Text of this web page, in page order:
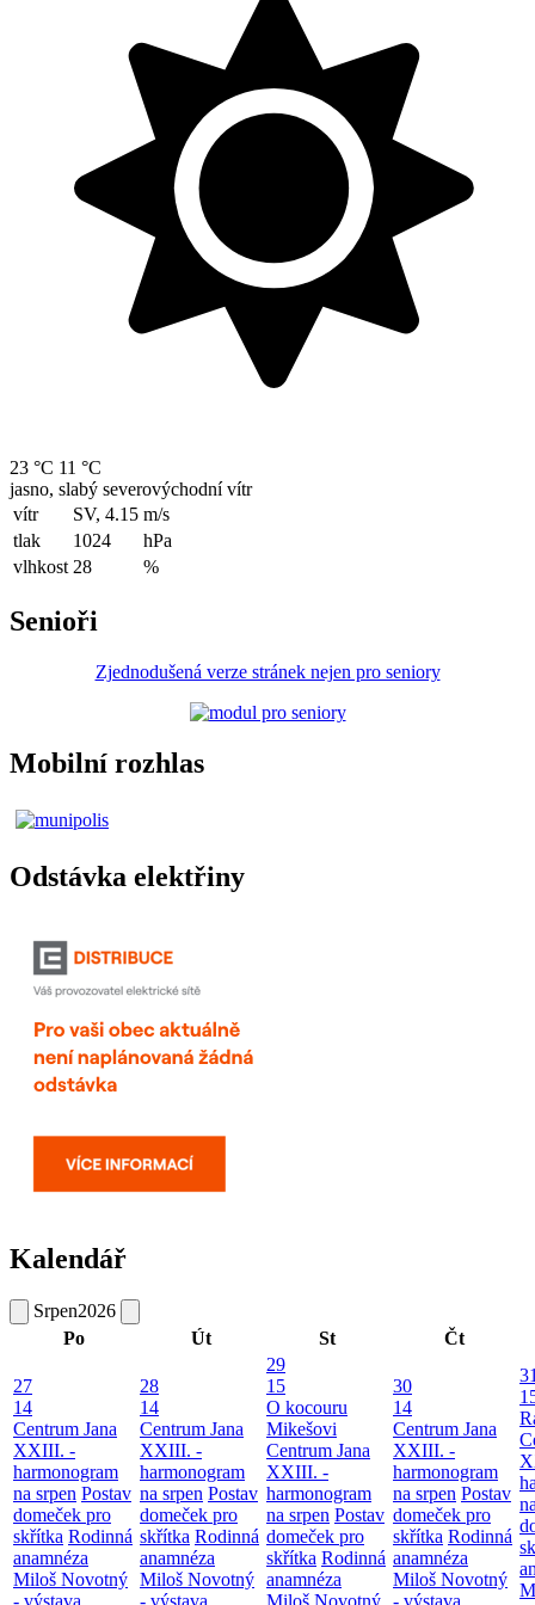
23 °C 11 °C
jasno, slabý severovýchodní vítr
vítr
SV, 4.15 m/s
tlak
1024
hPa
vlhkost 28 %
Senioři
Zjednodušená verze stránek nejen pro seniory
Mobilní rozhlas
Odstávka elektřiny
Kalendář
Srpen2026
Po
Út St Čt
27
14
Centrum Jana
XXIII. -
harmonogram
na srpen Postav
domeček pro
skřítka Rodinná
anamnéza
Miloš Novotný
28
14
Centrum Jana
XXIII. -
harmonogram
na srpen Postav
domeček pro
skřítka Rodinná
anamnéza
Miloš Novotný
29
15
O kocouru
Mikešovi
Centrum Jana
XXIII. -
harmonogram
na srpen Postav
domeček pro
skřítka Rodinná
anamnéza
30
14
Centrum Jana
XXIII. -
harmonogram
na srpen Postav
domeček pro
skřítka Rodinná
anamnéza
Miloš Novotný